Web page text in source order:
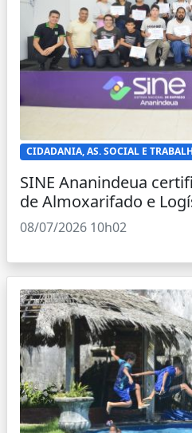
CIDADANIA, AS. SOCIAL E
SINE Ananindeua
de Almoxarifado e
08/07/2026 10h02